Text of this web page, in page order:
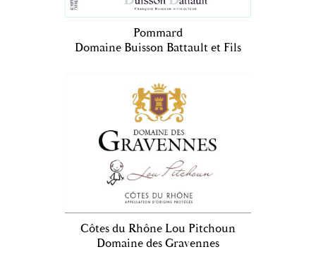
Pommard
Domaine Buisson Battault et Fils
Côtes du Rhône Lou Pitchoun
Domaine des Gravennes